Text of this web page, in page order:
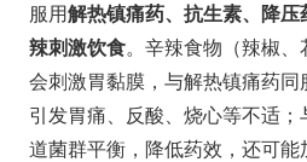
服用解热镇痛药、抗生素、降压
辣刺激饮食。辛辣食物（辣椒、
会刺激胃黏膜，与解热镇痛药同
引发胃痛、反酸、烧心等不适
道菌群平衡，降低药效，还可